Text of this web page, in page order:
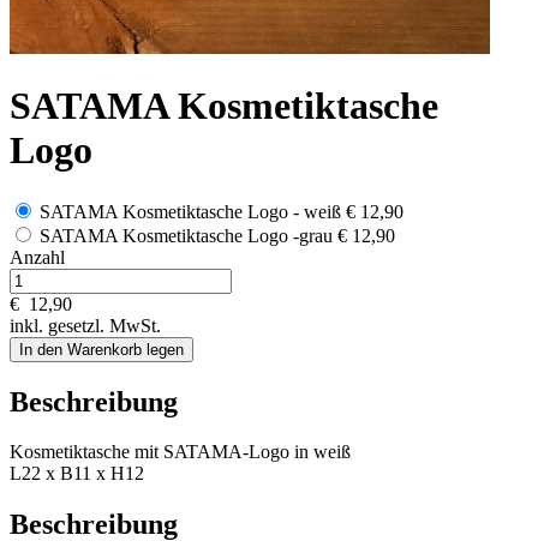
SATAMA Kosmetiktasche
Logo
SATAMA Kosmetiktasche Logo - weiß € 12,90
SATAMA Kosmetiktasche Logo -grau € 12,90
Anzahl
€ 12,90
inkl. gesetzl. MwSt.
In den Warenkorb legen
Beschreibung
Kosmetiktasche mit SATAMA-Logo in weiß
L22 x B11 x H12
Beschreibung